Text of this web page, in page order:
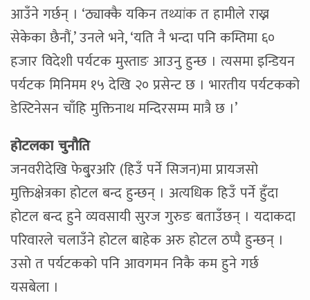
आउँने गर्छन् । ‘ठ्याक्कै यकिन तथ्यांक त हामीले राख्न
सेकेका छैनौं,’ उनले भने, ‘यति नै भन्दा पनि कम्तिमा ६०
हजार विदेशी पर्यटक मुस्ताङ आउनु हुन्छ । त्यसमा इन्डियन
पर्यटक मिनिमम १५ देखि २० प्रसेन्ट छ । भारतीय पर्यटकको
डेस्टिनेसन चाँहि मुक्तिनाथ मन्दिरसम्म मात्रै छ ।’
होटलका चुनौति
जनवरीदेखि फेबु्रअरि (हिउँ पर्ने सिजन)मा प्रायजसो
मुक्तिक्षेत्रका होटल बन्द हुन्छन् । अत्यधिक हिउँ पर्ने हुँदा
होटल बन्द हुने व्यवसायी सुरज गुरुङ बताउँछन् । यदाकदा
परिवारले चलाउँने होटल बाहेक अरु होटल ठप्पै हुन्छन् ।
उसो त पर्यटकको पनि आवगमन निकै कम हुने गर्छ
यसबेला ।